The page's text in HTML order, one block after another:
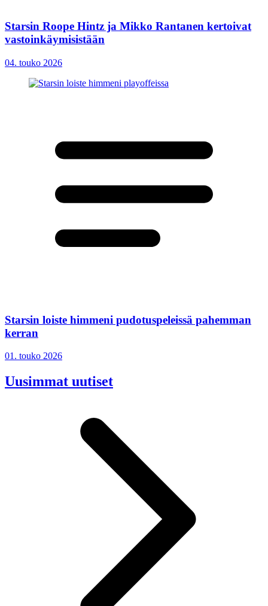
Starsin Roope Hintz ja Mikko Rantanen kertoivat
vastoinkäymisistään
04. touko 2026
Starsin loiste himmeni pudotuspeleissä pahemman
kerran
01. touko 2026
Uusimmat uutiset